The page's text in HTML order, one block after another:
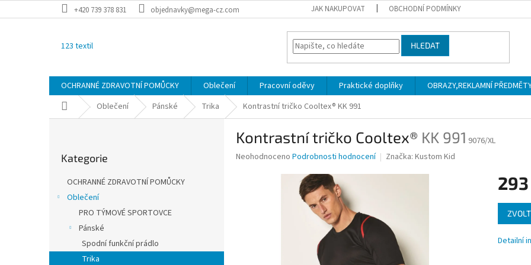
na
+420 739 378 831 objednavky@mega-cz.com JAK NAKUPOVAT OBCHODNÍ PODMÍNKY
123 textil HLEDAT
OCHRANNÉ ZDRAVOTNÍ POMŮCKY Oblečení Pracovní oděvy Praktické doplňky OBRAZY,REKLAMNÍ
Domů Oblečení Pánské Trika Kontrastní tričko Cooltex® KK 991
a
kategorie
Kategorie
OCHRANNÉ ZDRAVOTNÍ POMŮCKY
Oblečení
PRO TÝMOVÉ SPORTOVCE
Pánské
Spodní funkční prádlo
Trika
Kontrastní tričko Cooltex® KK 991 9076/XL
Průměrné
Neohodnoceno Podrobnosti hodnocení Značka: Kustom Kid
Měrná
cena:
Detailní